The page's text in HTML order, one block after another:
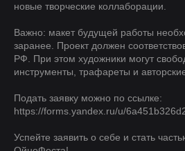
новые творческие коллаборации.
Важно: макет будущей работы
заранее. Проект должен
РФ. При этом художники могут
инструменты, трафареты и
Подать заявку можно по ссылке:
https://forms.yandex.ru/u/
Успейте заявить о себе и стать